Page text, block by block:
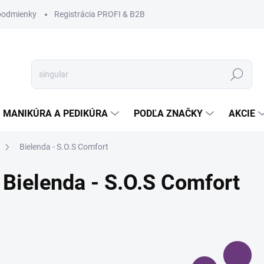
Registrácia PROFI & B2B
Hľadať
MANIKÚRA A PEDIKÚRA PODĽA ZNAČKY AKCIE
Bielenda - S.O.S Comfort
Bielenda - S.O.S Comfort